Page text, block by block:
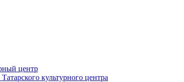
центр
культурного центра